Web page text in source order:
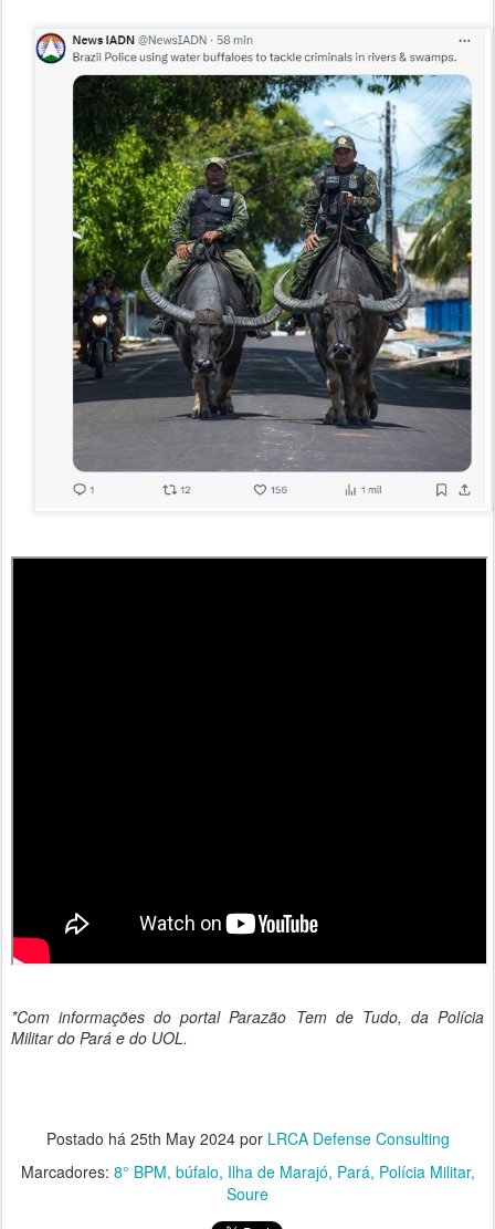
*Com informações do portal Parazão Tem de Tudo, da Polícia
Militar do Pará e do UOL.
Postado há 25th May 2024por LRCA Defense Consulting
Marcadores: 8° BPM búfalo Ilha de Marajó Pará Polícia Militar
Soure